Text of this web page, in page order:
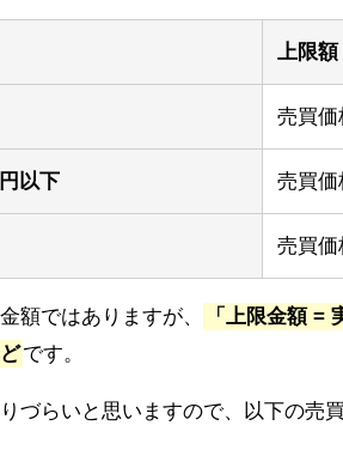
上限額
売買価
以下 売買価
売買価
額ではありますが、
「上限金額 =
です。
づらいと思いますので、以下の売